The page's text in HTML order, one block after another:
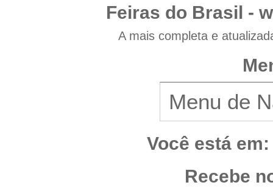
Feiras do Brasil -
A mais completa e
Você está em:
Recebe